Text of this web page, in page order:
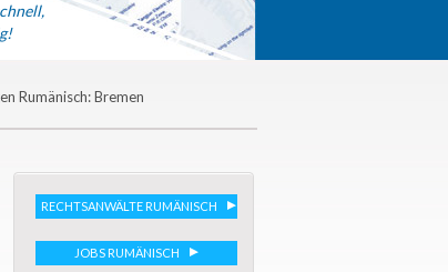
Rumänisch: Bremen
RECHTSANWÄLTE RUMÄNISCH
JOBS RUMÄNISCH